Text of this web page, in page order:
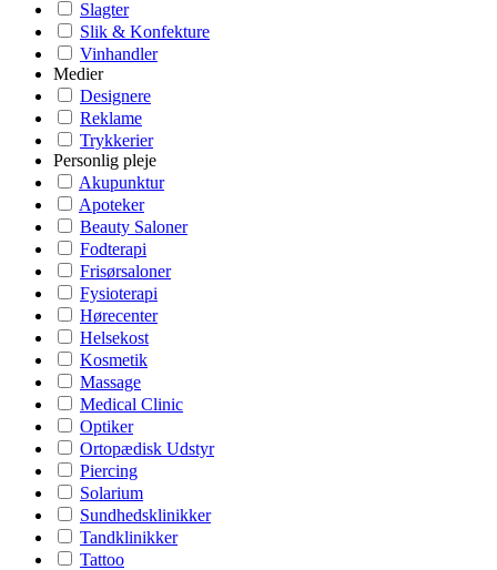
Slagter
Slik & Konfekture
Vinhandler
Medier
Designere
Reklame
Trykkerier
Personlig pleje
Akupunktur
Apoteker
Beauty Saloner
Fodterapi
Frisørsaloner
Fysioterapi
Hørecenter
Helsekost
Kosmetik
Massage
Medical Clinic
Optiker
Ortopædisk Udstyr
Piercing
Solarium
Sundhedsklinikker
Tandklinikker
Tattoo